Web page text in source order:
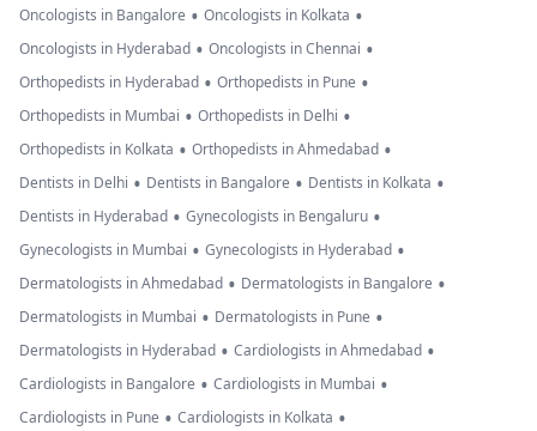
Oncologists in Bangalore • Oncologists in Kolkata •
Oncologists in Hyderabad • Oncologists in Chennai •
Orthopedists in Hyderabad • Orthopedists in Pune •
Orthopedists in Mumbai • Orthopedists in Delhi •
Orthopedists in Kolkata • Orthopedists in Ahmedabad •
Dentists in Delhi • Dentists in Bangalore • Dentists in Kolkata •
Dentists in Hyderabad • Gynecologists in Bengaluru •
Gynecologists in Mumbai • Gynecologists in Hyderabad •
Dermatologists in Ahmedabad • Dermatologists in Bangalore •
Dermatologists in Mumbai • Dermatologists in Pune •
Dermatologists in Hyderabad • Cardiologists in Ahmedabad •
Cardiologists in Bangalore • Cardiologists in Mumbai •
Cardiologists in Pune • Cardiologists in Kolkata •